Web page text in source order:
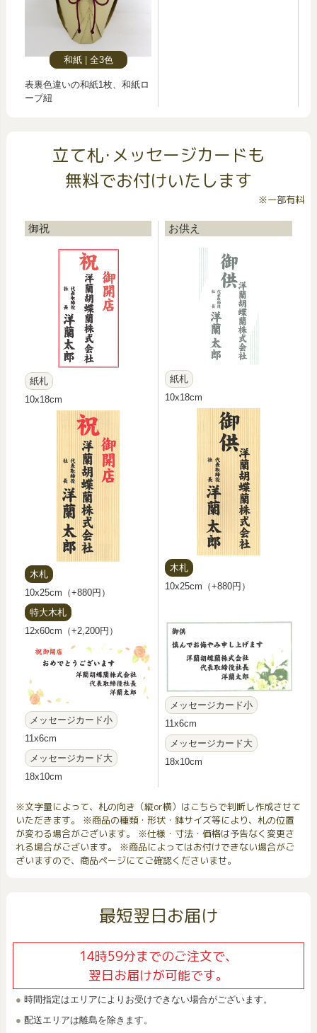
和紙 全3色
表裏色違いの和紙1枚、和紙ロ
ープ紐
立て札･メッセージカードも
無料でお付けいたします
※一部有料
御祝
紙札
10x18cm
木札
10x25cm（+880円）
特大木札
12x60cm（+2,200円）
メッセージカード小
11x6cm
メッセージカード大
18x10cm
お供え
紙札
10x18cm
木札
10x25cm（+880円）
メッセージカード小
11x6cm
メッセージカード大
18x10cm
※文字量によって、札の向き（縦or横）はこちらで判断し作成させて
いただきます。 ※商品の種類・形状・鉢サイズ等により、札の位置
が変わる場合がございます。 ※仕様・寸法・価格は予告なく変更さ
れる場合がございます。 ※商品によってはお付けできない場合がご
ざいますので、商品ページにてご確認くださいませ。
最短翌日お届け
14時59分までのご注文で、
翌日お届けが可能です。
時間指定はエリアによりお受けできない場合がございます。
配送エリアは離島を除きます。